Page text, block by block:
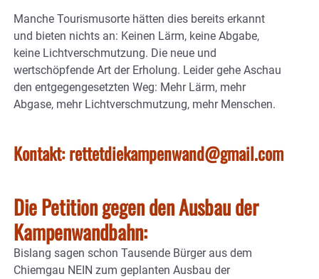
Manche Tourismusorte hätten dies bereits erkannt
und bieten nichts an: Keinen Lärm, keine Abgabe,
keine Lichtverschmutzung. Die neue und
wertschöpfende Art der Erholung. Leider gehe Aschau
den entgegengesetzten Weg: Mehr Lärm, mehr
Abgase, mehr Lichtverschmutzung, mehr Menschen.
Kontakt: rettetdiekampenwand@gmail.com
Die Petition gegen den Ausbau der
Kampenwandbahn:
Bislang sagen schon Tausende Bürger aus dem
Chiemgau NEIN zum geplanten Ausbau der